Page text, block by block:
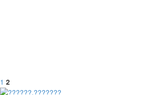
1 2